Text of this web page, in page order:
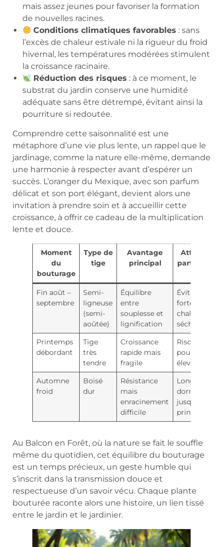
mais assez jeunes pour favoriser la formation
de nouvelles racines.
Conditions climatiques favorables : sans
l’excès de chaleur estivale ni la rigueur du froid
hivernal, les températures modérées stimulent
la croissance racinaire.
Réduction des risques : à ce moment, le
substrat du jardin conserve une humidité
adéquate sans être détrempé, évitant ainsi la
pourriture si redoutée.
Comprendre cette saisonnalité est une
métaphore d’une vie plus lente, un rappel que le
jardinage, comme la nature elle-même, demande
une harmonie à respecter avant d’espérer un
succès. L’oranger du Mexique, avec son parfum
délicat et son port élégant, devient alors une
invitation à prendre soin et à accueillir cette
croissance, à offrir ce cadeau de la multiplication
lente et douce.
Moment
du
bouturage
Type de
tige
Avantage
principal
Attention
particulière
Fin août –
septembre
Semi-
ligneuse
(semi-
aoûtée)
Équilibre
entre
souplesse et
lignification
Éviter les
fortes
chaleurs et
sécheresses
Printemps
débordant
Tige
très
tendre
Croissance
rapide mais
fragile
Risque de
pourriture
élevé
Automne
froid
Boisé
dur
Résistance
mais
enracinement
difficile
Longue
dormance
jusqu’au
printemps
Au Balcon en Forêt, où la nature se fait le souffle
même du quotidien, cet équilibre du bouturage
est un temps précieux, un geste humble qui
s’inscrit dans la transmission douce et
respectueuse d’un savoir vécu. Chaque plante
bouturée raconte alors une histoire, un lien tissé
entre le jardin et le jardinier.